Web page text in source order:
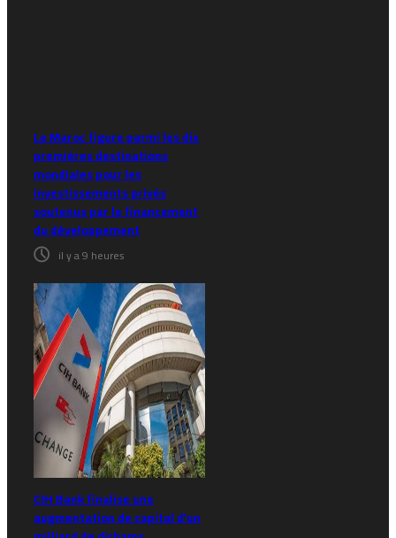
Le Maroc figure parmi les dix
premières destinations
mondiales pour les
investissements privés
soutenus par le financement
du développement
il y a 9 heures
CIH Bank finalise une
augmentation de capital d’un